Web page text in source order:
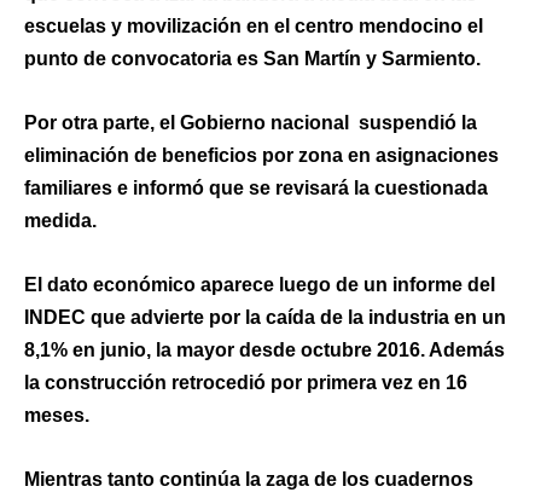
escuelas y movilización en el centro mendocino el
punto de convocatoria es San Martín y Sarmiento.
Por otra parte, el Gobierno nacional suspendió la
eliminación de beneficios por zona en asignaciones
familiares e informó que se revisará la cuestionada
medida.
El dato económico aparece luego de un informe del
INDEC que advierte por la caída de la industria en un
8,1% en junio, la mayor desde octubre 2016. Además
la construcción retrocedió por primera vez en 16
meses.
Mientras tanto continúa la zaga de los cuadernos